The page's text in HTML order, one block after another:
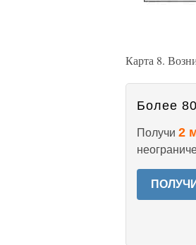
Карта 8.
Более
Получи 2